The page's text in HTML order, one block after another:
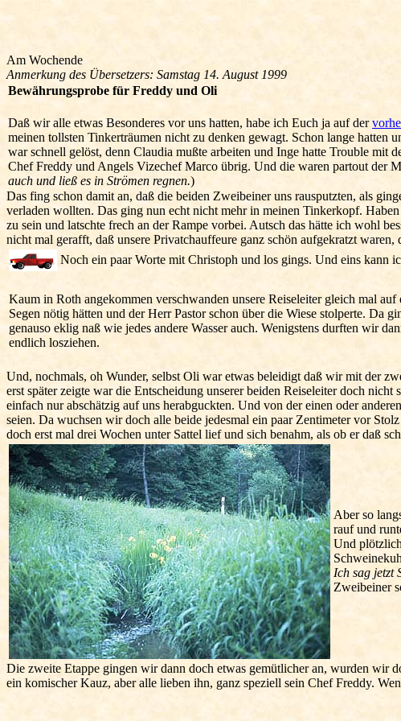
Am Wochende
Anmerkung des Übersetzers: Samstag 14. August 1999
Bewährungsprobe für Freddy und Oli
Daß wir alle etwas Besonderes vor uns hatten, habe ich Euch ja auf der
meinen tollsten Tinkerträumen nicht zu denken gewagt. Schon lange hatten
war schnell gelöst, denn Claudia mußte arbeiten und Inge hatte Trouble mit
Chef Freddy und Angels Vizechef Marco übrig. Und die waren partout der
auch und ließ es in Strömen regnen.)
Das fing schon damit an, daß die beiden Zweibeiner uns rausputzten, als
verladen wollten. Das ging nun echt nicht mehr in meinen Tinkerkopf.
zu sein und latschte frech an der Rampe vorbei. Autsch das hätte ich wohl
nicht mal gerafft, daß unsere Privatchauffeure ganz schön aufgekratzt
Noch ein paar Worte mit Christoph und los gings. Und eins kann
Kaum in Roth angekommen verschwanden unsere Reiseleiter gleich mal
Segen nötig hätten und der Herr Pastor schon über die Wiese stolperte. Da
genauso eklig naß wie jedes andere Wasser auch. Wenigstens durften wir
endlich losziehen.
Und, nochmals, oh Wunder, selbst Oli war etwas beleidigt daß wir mit der
erst später zeigte war die Entscheidung unserer beiden Reiseleiter doch
einfach nur abschätzig auf uns herabguckten. Und von der einen oder
seien. Da wuchsen wir doch alle beide jedesmal ein paar Zentimeter vor
doch erst mal drei Wochen unter Sattel lief und sich benahm, als ob er daß
Aber so
rauf und
Und
Ich sag jetzt
Zweibeiner
Die zweite Etappe gingen wir dann doch etwas gemütlicher an, wurden wir
ein komischer Kauz, aber alle lieben ihn, ganz speziell sein Chef Freddy.